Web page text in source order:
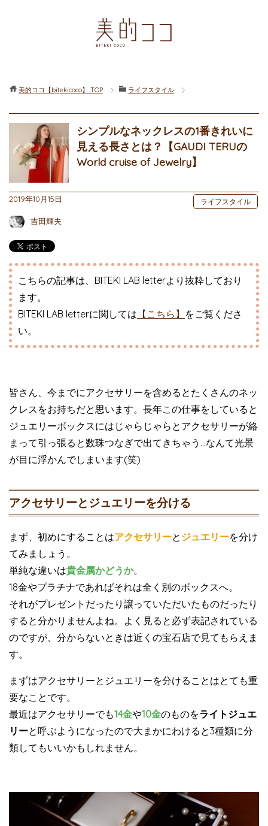
美的ココ【bitekicoco】 TOP ライフスタイル
シンプルなネックレスの1番きれいに
見える長さとは？【GAUDI TERUの
World cruise of Jewelry】
2019年10月15日 ライフスタイル
吉田輝夫
こちらの記事は、BITEKI LAB letterより抜粋しており
ます。
BITEKI LAB letterに関しては 【こちら】 をご覧くださ
い。
皆さん、今までにアクセサリーを含めるとたくさんのネッ
クレスをお持ちだと思います。長年この仕事をしていると
ジュエリーボックスにはじゃらじゃらとアクセサリーが絡
まって引っ張ると数珠つなぎで出てきちゃう…なんて光景
が目に浮かんでしまいます(笑)
アクセサリーとジュエリーを分ける
まず、初めにすることはアクセサリーと ジュエリーを分け
てみましょう。
単純な違いは貴金属かどうか。
18金やプラチナであればそれは全く別のボックスへ。
それがプレゼントだったり譲っていただいたものだったり
すると分かりませんよね。よく見ると必ず表記されている
のですが、分からないときは近くの宝石店で見てもらえま
す。
まずはアクセサリーとジュエリーを分けることはとても重
要なことです。
最近はアクセサリーでも14金や10金のものをライトジュエ
リーと呼ぶようになったので大まかにわけると3種類に分
類してもいいかもしれません。